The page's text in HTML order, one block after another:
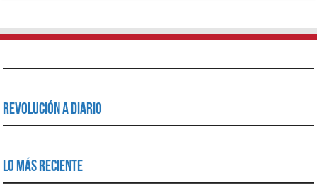
Revolución a Diario
Lo Más Reciente